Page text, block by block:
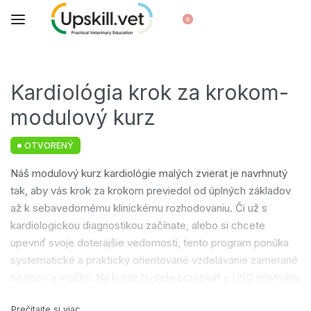
0
Kardiológia krok za krokom-
modulový kurz
OTVORENÝ
Náš modulový kurz kardiológie malých zvierat je navrhnutý
tak, aby vás krok za krokom previedol od úplných základov
až k sebavedomému klinickému rozhodovaniu. Či už s
kardiologickou diagnostikou začínate, alebo si chcete
upevniť svoje doterajšie vedomosti, tento program ponúka
systematické a prakticky orientované vzdelávanie zamerané